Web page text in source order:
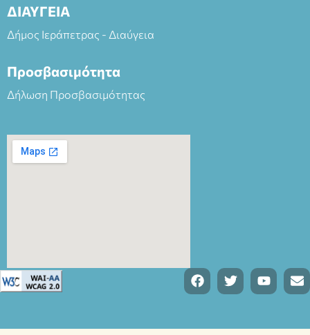
ΔΙΑΥΓΕΙΑ
Δήμος Ιεράπετρας - Διαύγεια
Προσβασιμότητα
Δήλωση Προσβασιμότητας